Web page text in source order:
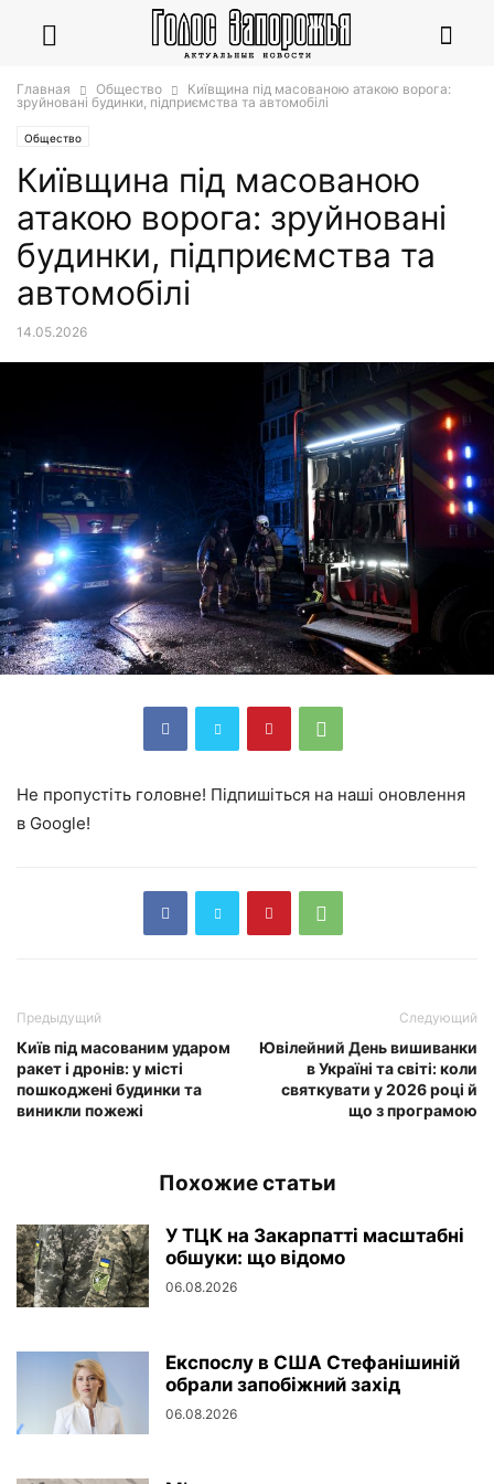
Главная Общество
Київщина під масованою атакою ворога:
зруйновані будинки, підприємства та автомобілі
Общество
Київщина під масованою
атакою ворога: зруйновані
будинки, підприємства та
автомобілі
14.05.2026
Не пропустіть головне! Підпишіться на наші оновлення
в Google!
Предыдущий
Київ під масованим ударом
ракет і дронів: у місті
пошкоджені будинки та
виникли пожежі
Следующий
Ювілейний День вишиванки
в Україні та світі: коли
святкувати у 2026 році й
що з програмою
Похожие статьи
У ТЦК на Закарпатті масштабні
обшуки: що відомо
06.08.2026
Експослу в США Стефанішиній
обрали запобіжний захід
06.08.2026